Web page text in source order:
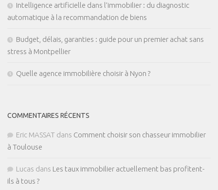
Intelligence artificielle dans l’immobilier : du diagnostic
automatique à la recommandation de biens
Budget, délais, garanties : guide pour un premier achat sans
stress à Montpellier
Quelle agence immobilière choisir à Nyon ?
COMMENTAIRES RÉCENTS
Eric MASSAT dans Comment choisir son chasseur immobilier
à Toulouse
Lucas dans Les taux immobilier actuellement bas profitent-
ils à tous ?